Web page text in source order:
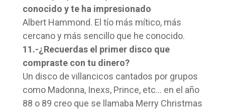
conocido y te ha impresionado
Albert Hammond. El tío más mítico, más
cercano y más sencillo que he conocido.
11.-¿Recuerdas el primer disco que
compraste con tu dinero?
Un disco de villancicos cantados por grupos
como Madonna, Inexs, Prince, etc… en el año
88 o 89 creo que se llamaba Merry Christmas